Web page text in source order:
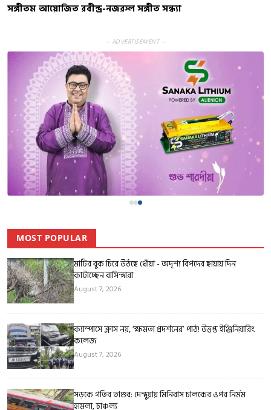
সঙ্গীতম আয়োজিত রবীন্দ্র-নজরুল সঙ্গীত সন্ধ্যা
— ADVERTISEMENT —
MOST POPULAR
মাটির বুক চিরে উঠছে ধোঁয়া - অদৃশ্য বিপদের ছায়ায় দিন
কাটাচ্ছেন বাসিন্দারা
August 7, 2026
ক্যাম্পাসে ক্লাস নয়, ‘ক্ষমতা প্রদর্শনের’ পাঠ! উত্তপ্ত ইঞ্জিনিয়ারিং
কলেজ
August 7, 2026
সড়কে গতির তাণ্ডব: দেন্দুয়ায় মিনিবাস চালকের ওপর নির্মম
হামলা, চাঞ্চল্য